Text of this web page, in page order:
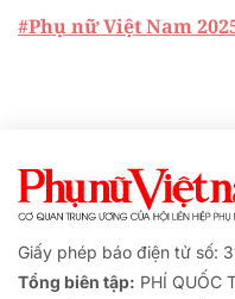
#Phụ nữ Việt Nam
Giấy phép báo điện tử số:
Tổng biên tập: PHÍ QUỐC